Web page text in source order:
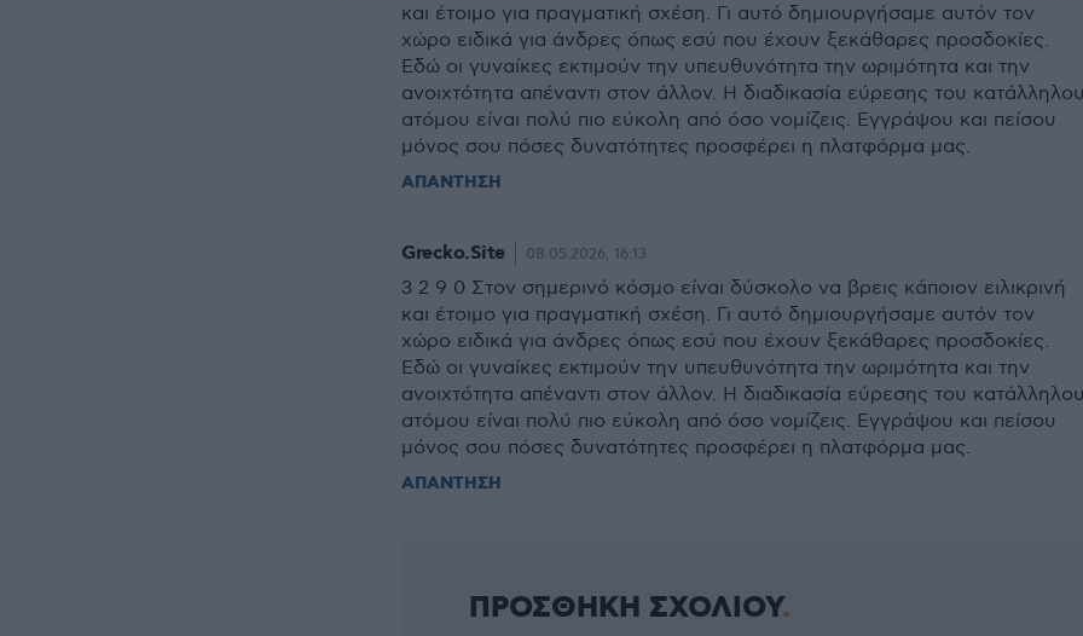
και έτοιμο για πραγματική σχέση. Γι αυτό δημιουργήσαμε αυτόν τον
χώρο ειδικά για άνδρες όπως εσύ που έχουν ξεκάθαρες προσδοκίες.
Εδώ οι γυναίκες εκτιμούν την υπευθυνότητα την ωριμότητα και την
ανοιχτότητα απέναντι στον άλλον. Η διαδικασία εύρεσης του
ατόμου είναι πολύ πιο εύκολη από όσο νομίζεις. Εγγράψου και πείσου
μόνος σου πόσες δυνατότητες προσφέρει η πλατφόρμα μας.
ΑΠΑΝΤΗΣΗ
Grecko.Site 08.05.2026, 16:13
3 2 9 0 Στον σημερινό κόσμο είναι δύσκολο να βρεις κάποιον ειλικρινή
και έτοιμο για πραγματική σχέση. Γι αυτό δημιουργήσαμε αυτόν τον
χώρο ειδικά για άνδρες όπως εσύ που έχουν ξεκάθαρες προσδοκίες.
Εδώ οι γυναίκες εκτιμούν την υπευθυνότητα την ωριμότητα και την
ανοιχτότητα απέναντι στον άλλον. Η διαδικασία εύρεσης του
ατόμου είναι πολύ πιο εύκολη από όσο νομίζεις. Εγγράψου και πείσου
μόνος σου πόσες δυνατότητες προσφέρει η πλατφόρμα μας.
ΑΠΑΝΤΗΣΗ
ΠΡΟΣΘΗΚΗ ΣΧΟΛΙΟΥ